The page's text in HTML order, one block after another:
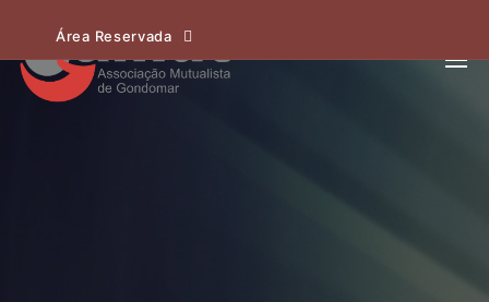
Área Reservada